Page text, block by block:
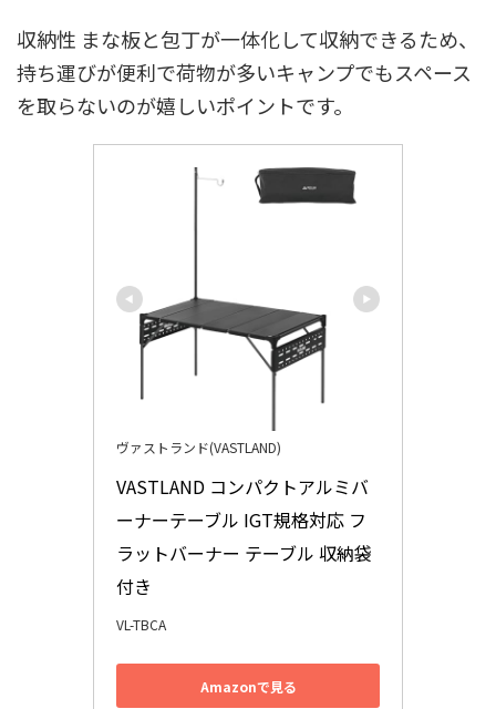
収納性 まな板と包丁が一体化して収納できるため、
持ち運びが便利で荷物が多いキャンプでもスペース
を取らないのが嬉しいポイントです。
ヴァストランド(VASTLAND)
VASTLAND コンパクトアルミバ
ーナーテーブル IGT規格対応 フ
ラットバーナー テーブル 収納袋
付き
VL-TBCA
Amazonで見る